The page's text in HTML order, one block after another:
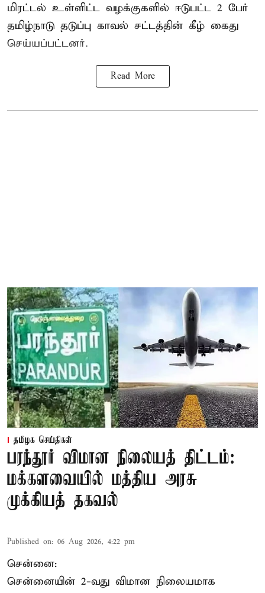
மிரட்டல் உள்ளிட்ட வழக்குகளில் ஈடுபட்ட 2 பேர்
தமிழ்நாடு தடுப்பு காவல் சட்டத்தின் கீழ் கைது
செய்யப்பட்டனர்.
Read More
தமிழக செய்திகள்
பரந்தூர் விமான நிலையத் திட்டம்:
மக்களவையில் மத்திய அரசு
முக்கியத் தகவல்
Published on: 06 Aug 2026, 4:22 pm
சென்னை:
சென்னையின் 2-வது விமான நிலையமாக